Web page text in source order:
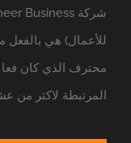
للأعمال) هي
محترف الذي كان
المرتبطة لاكثر من